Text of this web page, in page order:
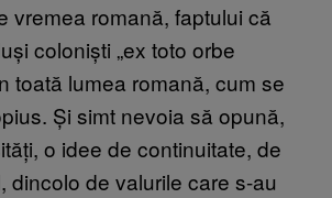
vremea romană, faptului că
coloniști „ex toto orbe
toată lumea romană, cum se
Și simt nevoia să opună,
o idee de continuitate, de
dincolo de valurile care s-au